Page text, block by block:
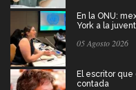
En la ONU:
York a la
05 Agosto 2026
El escritor
contada